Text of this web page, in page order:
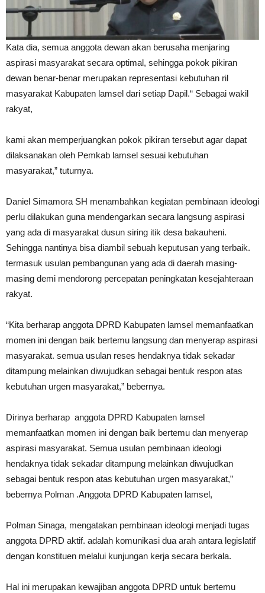
Kata dia, semua anggota dewan akan berusaha menjaring
aspirasi masyarakat secara optimal, sehingga pokok pikiran
dewan benar-benar merupakan representasi kebutuhan ril
masyarakat Kabupaten lamsel dari setiap Dapil.“ Sebagai wakil
rakyat,
kami akan memperjuangkan pokok pikiran tersebut agar dapat
dilaksanakan oleh Pemkab lamsel sesuai kebutuhan
masyarakat,” tuturnya.
Daniel Simamora SH menambahkan kegiatan pembinaan ideologi
perlu dilakukan guna mendengarkan secara langsung aspirasi
yang ada di masyarakat dusun siring itik desa bakauheni.
Sehingga nantinya bisa diambil sebuah keputusan yang terbaik.
termasuk usulan pembangunan yang ada di daerah masing-
masing demi mendorong percepatan peningkatan kesejahteraan
rakyat.
“Kita berharap anggota DPRD Kabupaten lamsel memanfaatkan
momen ini dengan baik bertemu langsung dan menyerap aspirasi
masyarakat. semua usulan reses hendaknya tidak sekadar
ditampung melainkan diwujudkan sebagai bentuk respon atas
kebutuhan urgen masyarakat,” bebernya.
Dirinya berharap anggota DPRD Kabupaten lamsel
memanfaatkan momen ini dengan baik bertemu dan menyerap
aspirasi masyarakat. Semua usulan pembinaan ideologi
hendaknya tidak sekadar ditampung melainkan diwujudkan
sebagai bentuk respon atas kebutuhan urgen masyarakat,”
bebernya Polman .Anggota DPRD Kabupaten lamsel,
Polman Sinaga, mengatakan pembinaan ideologi menjadi tugas
anggota DPRD aktif. adalah komunikasi dua arah antara legislatif
dengan konstituen melalui kunjungan kerja secara berkala.
Hal ini merupakan kewajiban anggota DPRD untuk bertemu